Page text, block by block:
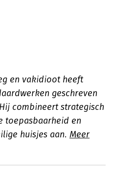
en vakidioot heeft
geschreven
combineert strategisch
toepasbaarheid en
huisjes aan. Meer